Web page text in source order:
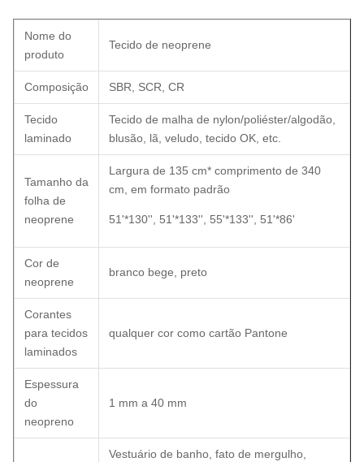
Nome do
produto
Tecido de neoprene
Composição SBR, SCR, CR
Tecido
laminado
Tecido de malha de nylon/poliéster/algodão,
blusão, lã, veludo, tecido OK, etc.
Tamanho da
folha de
neoprene
Largura de 135 cm* comprimento de 340
cm, em formato padrão
51'*130'', 51'*133'', 55'*133'', 51'*86'
Cor de
neoprene
branco bege, preto
Corantes
para tecidos
laminados
qualquer cor como cartão Pantone
Espessura
do
neopreno
1 mm a 40 mm
Vestuário de banho, fato de mergulho,